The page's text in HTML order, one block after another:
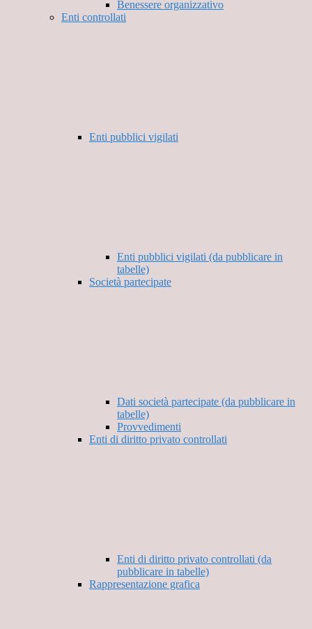
Benessere organizzativo
Enti controllati
Enti pubblici vigilati
Enti pubblici vigilati (da pubblicare in
tabelle)
Società partecipate
Dati società partecipate (da pubblicare in
tabelle)
Provvedimenti
Enti di diritto privato controllati
Enti di diritto privato controllati (da
pubblicare in tabelle)
Rappresentazione grafica